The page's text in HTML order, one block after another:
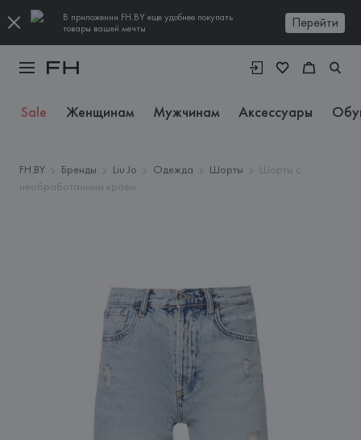
В приложении FH.BY еще удобнее покупать
товары вашей мечты
Перейти
Sale Женщинам Мужчинам Аксессуары
FH.BY Бренды Liu Jo Одежда Шорты
Шорты с
необработанным краем